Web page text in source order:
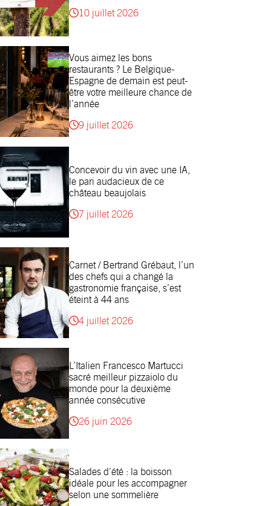
10 juillet 2026
Vous aimez les bons
restaurants ? Le Belgique-
Espagne de demain est peut-
être votre meilleure chance de
l’année
9 juillet 2026
Concevoir du vin avec une IA,
le pari audacieux de ce
château beaujolais
7 juillet 2026
Carnet / Bertrand Grébaut, l’un
des chefs qui a changé la
gastronomie française, s’est
éteint à 44 ans
4 juillet 2026
L’Italien Francesco Martucci
sacré meilleur pizzaiolo du
monde pour la deuxième
année consécutive
26 juin 2026
Salades d’été : la boisson
idéale pour les accompagner
selon une sommelière